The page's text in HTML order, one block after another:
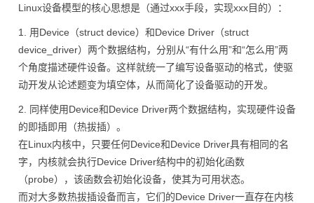
Linux设备模型的核心思想是（通过xxx手段，实现xxx目的）：
1. 用Device（struct device）和Device Driver（struct
device_driver）两个数据结构，分别从“有什么用”和“怎么用”两
个角度描述硬件设备。这样就统一了编写设备驱动的格式，使驱
动开发从论述题变为填空体，从而简化了设备驱动的开发。
2. 同样使用Device和Device Driver两个数据结构，实现硬件设备
的即插即用（热拔插）。
在Linux内核中，只要任何Device和Device Driver具有相同的名
字，内核就会执行Device Driver结构中的初始化函数
（probe），该函数会初始化设备，使其为可用状态。
而对大多数热拔插设备而言，它们的Device Driver一直存在内核